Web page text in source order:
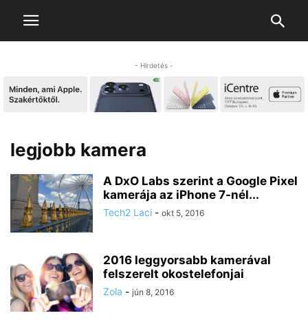
- Hirdetés -
legjobb kamera
A DxO Labs szerint a Google Pixel
kamerája az iPhone 7-nél...
Tech2 Laci - okt 5, 2016
2016 leggyorsabb kamerával
felszerelt okostelefonjai
Zola - jún 8, 2016